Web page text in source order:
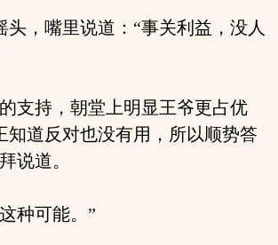
，嘴里说道：“事关利益，没人
支持，朝堂上明显王爷更占优
知道反对也没有用，所以顺势答
说道。
种可能。”